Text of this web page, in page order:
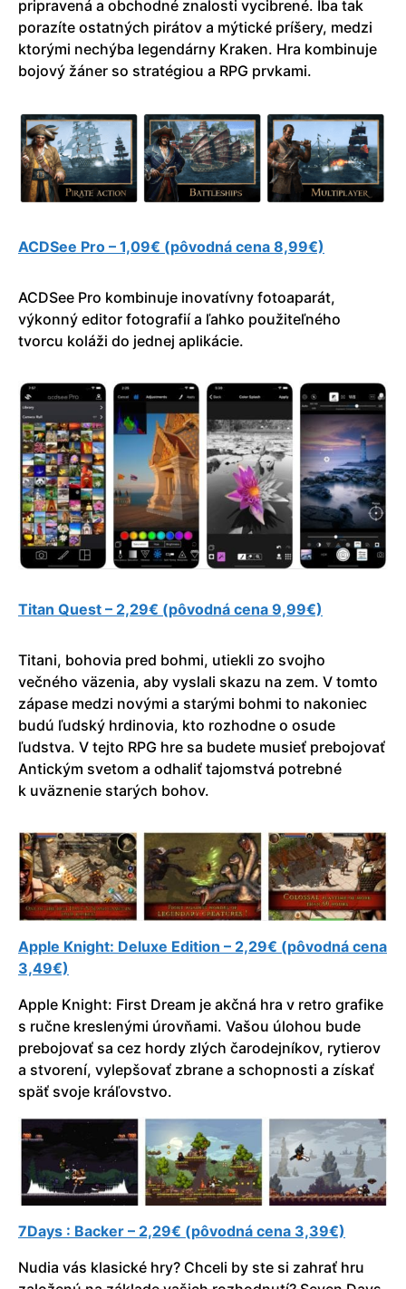
pripravená a obchodné znalosti vycibrené. Iba tak
porazíte ostatných pirátov a mýtické príšery, medzi
ktorými nechýba legendárny Kraken. Hra kombinuje
bojový žáner so stratégiou a RPG prvkami.
ACDSee Pro – 1,09€ (pôvodná cena 8,99€)
ACDSee Pro kombinuje inovatívny fotoaparát,
výkonný editor fotografií a ľahko použiteľného
tvorcu koláži do jednej aplikácie.
Titan Quest – 2,29€ (pôvodná cena 9,99€)
Titani, bohovia pred bohmi, utiekli zo svojho
večného väzenia, aby vyslali skazu na zem. V tomto
zápase medzi novými a starými bohmi to nakoniec
budú ľudský hrdinovia, kto rozhodne o osude
ľudstva. V tejto RPG hre sa budete musieť prebojovať
Antickým svetom a odhaliť tajomstvá potrebné
k uväznenie starých bohov.
Apple Knight: Deluxe Edition – 2,29€ (pôvodná cena
3,49€)
Apple Knight: First Dream je akčná hra v retro grafike
s ručne kreslenými úrovňami. Vašou úlohou bude
prebojovať sa cez hordy zlých čarodejníkov, rytierov
a stvorení, vylepšovať zbrane a schopnosti a získať
späť svoje kráľovstvo.
7Days : Backer – 2,29€ (pôvodná cena 3,39€)
Nudia vás klasické hry? Chceli by ste si zahrať hru